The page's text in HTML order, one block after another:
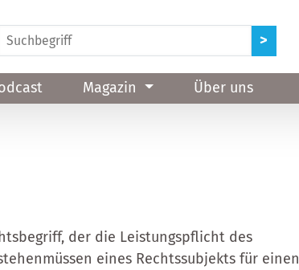
Magazin Über uns
der die Leistungspflicht des
eines Rechtssubjekts für einen